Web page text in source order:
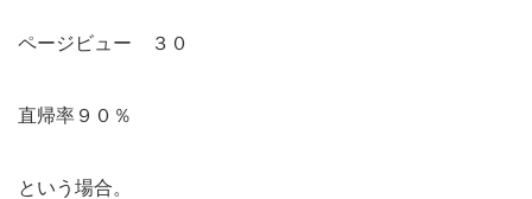
ページビュー ３０
直帰率９０％
という場合。